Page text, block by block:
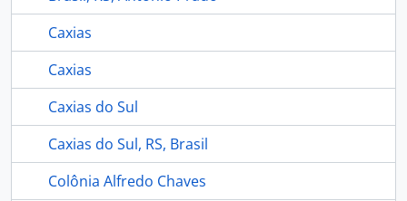
Caxias
Caxias
Caxias do Sul
Caxias do Sul, RS, Brasil
Colônia Alfredo Chaves